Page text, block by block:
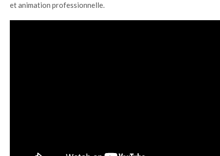
et animation professionnelle.